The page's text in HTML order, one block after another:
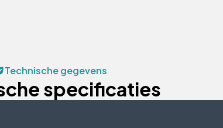
Technische gegevens
specificaties